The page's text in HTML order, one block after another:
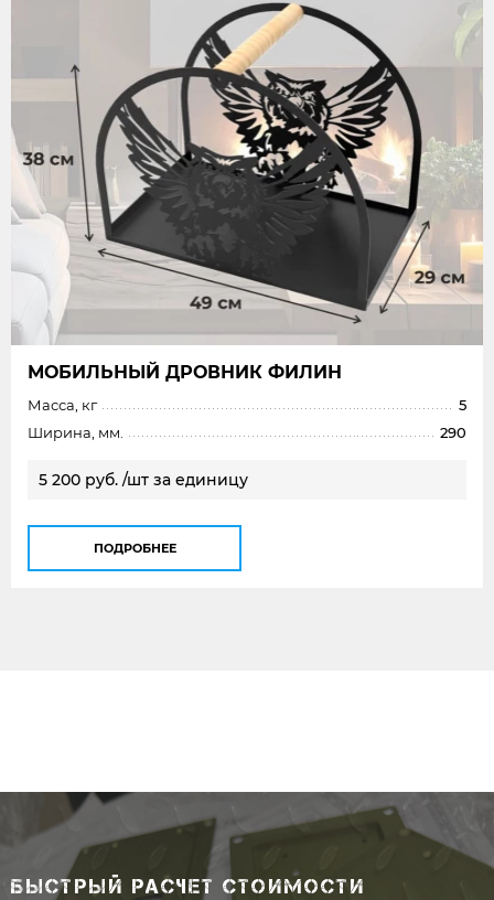
МОБИЛЬНЫЙ ДРОВНИК ФИЛИН
Масса, кг
5
Ширина, мм.
290
5 200 руб. /шт за единицу
ПОДРОБНЕЕ
БЫСТРЫЙ РАСЧЕТ СТОИМОСТИ